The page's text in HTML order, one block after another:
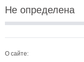
Не определена
О сайте: